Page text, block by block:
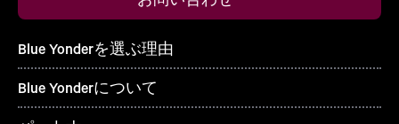
Blue Yonderを選ぶ理由
Blue Yonderについて